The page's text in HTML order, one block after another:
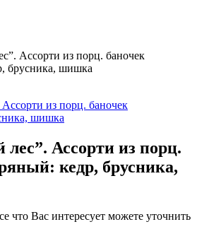
Ассорти из порц. баночек
брусника, шишка
Ассорти из порц.
кедр, брусника,
что Вас интересует можете уточнить